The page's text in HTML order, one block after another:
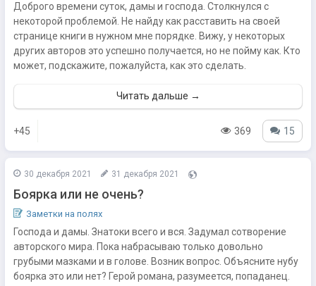
Доброго времени суток, дамы и господа. Столкнулся с
некоторой проблемой. Не найду как расставить на своей
странице книги в нужном мне порядке. Вижу, у некоторых
других авторов это успешно получается, но не пойму как. Кто
может, подскажите, пожалуйста, как это сделать.
Читать дальше →
+45 369 15
30 декабря 2021 31 декабря 2021
Боярка или не очень?
Заметки на полях
Господа и дамы. Знатоки всего и вся. Задумал сотворение
авторского мира. Пока набрасываю только довольно
грубыми мазками и в голове. Возник вопрос. Объясните нубу
боярка это или нет? Герой романа, разумеется, попаданец.